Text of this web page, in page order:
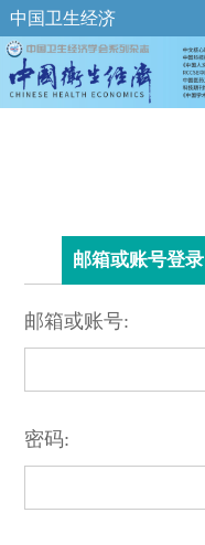
中国卫生经济
邮箱或账号登录
邮箱或账号:
密码: